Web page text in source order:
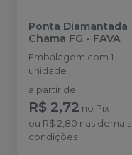
Ponta Diamantada
Chama FG - FAVA
Embalagem com 1
unidade
a partir de:
R$ 2,72 no Pix
ou R$ 2,80 nas demais
condições